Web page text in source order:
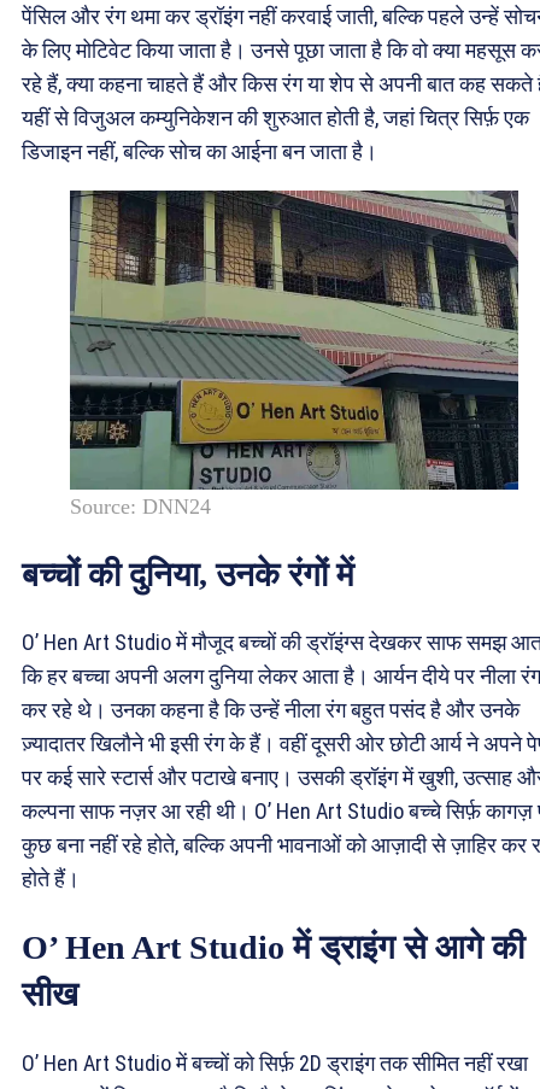
पेंसिल और रंग थमा कर ड्रॉइंग नहीं करवाई जाती, बल्कि पहले उन्हें
के लिए मोटिवेट किया जाता है। उनसे पूछा जाता है कि वो क्या महसूस
रहे हैं, क्या कहना चाहते हैं और किस रंग या शेप से अपनी बात कह
यहीं से विजुअल कम्युनिकेशन की शुरुआत होती है, जहां चित्र सिर्फ़ एक
डिजाइन नहीं, बल्कि सोच का आईना बन जाता है।
Source: DNN24
बच्चों की दुनिया, उनके रंगों में
O’ Hen Art Studio में मौजूद बच्चों की ड्रॉइंग्स देखकर साफ समझ
कि हर बच्चा अपनी अलग दुनिया लेकर आता है। आर्यन दीये पर नीला रंग
कर रहे थे। उनका कहना है कि उन्हें नीला रंग बहुत पसंद है और उनके
ज़्यादातर खिलौने भी इसी रंग के हैं। वहीं दूसरी ओर छोटी आर्य ने अपने
पर कई सारे स्टार्स और पटाखे बनाए। उसकी ड्रॉइंग में खुशी, उत्साह
कल्पना साफ नज़र आ रही थी। O’ Hen Art Studio बच्चे सिर्फ़ कागज़
कुछ बना नहीं रहे होते, बल्कि अपनी भावनाओं को आज़ादी से ज़ाहिर कर
होते हैं।
O’ Hen Art Studio में ड्राइंग से आगे की
सीख
O’ Hen Art Studio में बच्चों को सिर्फ़ 2D ड्राइंग तक सीमित नहीं रखा